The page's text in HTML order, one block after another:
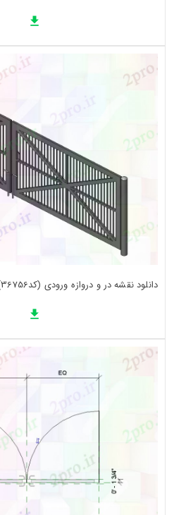
دانلود نقشه در و دروازه ورودی (کد36756)